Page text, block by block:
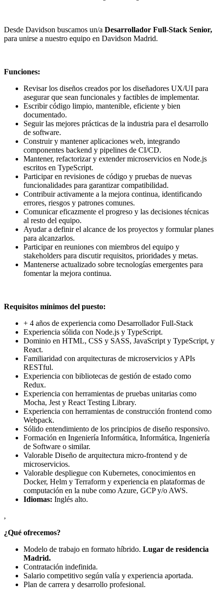
Desde Davidson buscamos un/a Desarrollador Full-Stack Senior,
para unirse a nuestro equipo en Davidson Madrid.
Funciones:
Revisar los diseños creados por los diseñadores UX/UI para
asegurar que sean funcionales y factibles de implementar.
Escribir código limpio, mantenible, eficiente y bien
documentado.
Seguir las mejores prácticas de la industria para el desarrollo
de software.
Construir y mantener aplicaciones web, integrando
componentes backend y pipelines de CI/CD.
Mantener, refactorizar y extender microservicios en Node.js
escritos en TypeScript.
Participar en revisiones de código y pruebas de nuevas
funcionalidades para garantizar compatibilidad.
Contribuir activamente a la mejora continua, identificando
errores, riesgos y patrones comunes.
Comunicar eficazmente el progreso y las decisiones técnicas
al resto del equipo.
Ayudar a definir el alcance de los proyectos y formular planes
para alcanzarlos.
Participar en reuniones con miembros del equipo y
stakeholders para discutir requisitos, prioridades y metas.
Mantenerse actualizado sobre tecnologías emergentes para
fomentar la mejora continua.
Requisitos mínimos del puesto:
+ 4 años de experiencia como Desarrollador Full-Stack
Experiencia sólida con Node.js y TypeScript.
Dominio en HTML, CSS y SASS, JavaScript y TypeScript, y
React.
Familiaridad con arquitecturas de microservicios y APIs
RESTful.
Experiencia con bibliotecas de gestión de estado como
Redux.
Experiencia con herramientas de pruebas unitarias como
Mocha, Jest y React Testing Library.
Experiencia con herramientas de construcción frontend como
Webpack.
Sólido entendimiento de los principios de diseño responsivo.
Formación en Ingeniería Informática, Informática, Ingeniería
de Software o similar.
Valorable Diseño de arquitectura micro-frontend y de
microservicios.
Valorable despliegue con Kubernetes, conocimientos en
Docker, Helm y Terraform y experiencia en plataformas de
computación en la nube como Azure, GCP y/o AWS.
Idiomas: Inglés alto.
,
¿Qué ofrecemos?
Modelo de trabajo en formato híbrido. Lugar de residencia
Madrid.
Contratación indefinida.
Salario competitivo según valía y experiencia aportada.
Plan de carrera y desarrollo profesional.